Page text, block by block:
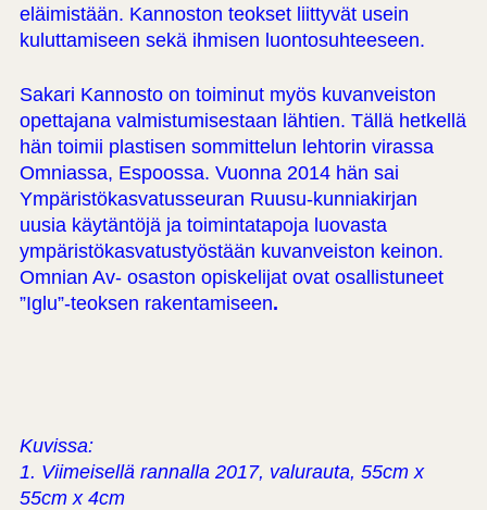
eläimistään. Kannoston teokset liittyvät usein
kuluttamiseen sekä ihmisen luontosuhteeseen.
Sakari Kannosto on toiminut myös kuvanveiston
opettajana valmistumisestaan lähtien. Tällä hetkellä
hän toimii plastisen sommittelun lehtorin virassa
Omniassa, Espoossa. Vuonna 2014 hän sai
Ympäristökasvatusseuran Ruusu-kunniakirjan
uusia käytäntöjä ja toimintatapoja luovasta
ympäristökasvatustyöstään kuvanveiston keinon.
Omnian Av- osaston opiskelijat ovat osallistuneet
”Iglu”-teoksen rakentamiseen.
Kuvissa:
1. Viimeisellä rannalla 2017, valurauta, 55cm x
55cm x 4cm